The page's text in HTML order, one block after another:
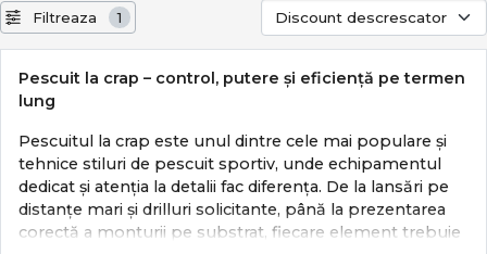
Filtreaza 1
Pescuit la crap – control, putere și eficiență pe termen
lung
Pescuitul la crap este unul dintre cele mai populare și
tehnice stiluri de pescuit sportiv, unde echipamentul
dedicat și atenția la detalii fac diferența. De la lansări pe
distanțe mari și drilluri solicitante, până la prezentarea
corectă a monturii pe substrat, fiecare element trebuie